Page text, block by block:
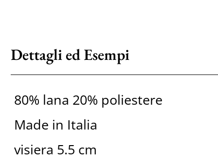
Dettagli ed Esempi
80% lana 20% poliestere
Made in Italia
visiera 5.5 cm